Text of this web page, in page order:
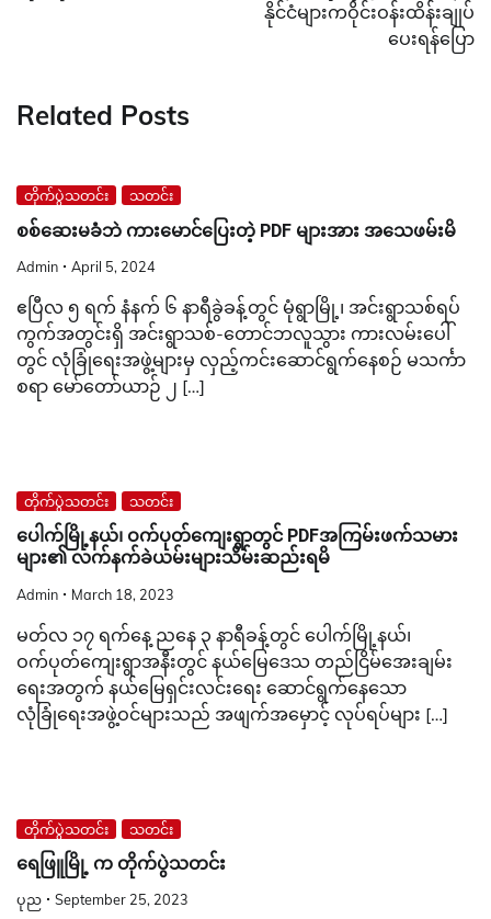
နိုင်ငံများကဝိုင်းဝန်းထိန်းချုပ်
ပေးရန်ပြော
Related Posts
တိုက်ပွဲသတင်း သတင်း
စစ်ဆေးမခံဘဲ ကားမောင်ပြေးတဲ့ PDF များအား အသေဖမ်းမိ
Admin April 5, 2024
ဧပြီလ ၅ ရက် နံနက် ၆ နာရီခွဲခန့်တွင် မုံရွာမြို့၊ အင်းရွာသစ်ရပ်
ကွက်အတွင်းရှိ အင်းရွာသစ်-တောင်ဘလူသွား ကားလမ်းပေါ်
တွင် လုံခြုံရေးအဖွဲ့များမှ လှည့်ကင်းဆောင်ရွက်နေစဉ် မသင်္ကာ
စရာ မော်တော်ယာဉ် ၂ […]
တိုက်ပွဲသတင်း သတင်း
ပေါက်မြို့နယ်၊ ဝက်ပုတ်ကျေးရွာတွင် PDFအကြမ်းဖက်သမား
များ၏ လက်နက်ခဲယမ်းများသိမ်းဆည်းရမိ
Admin March 18, 2023
မတ်လ ၁၇ ရက်နေ့ ညနေ ၃ နာရီခန့်တွင် ပေါက်မြို့နယ်၊
ဝက်ပုတ်ကျေးရွာအနီးတွင် နယ်မြေဒေသ တည်ငြိမ်အေးချမ်း
ရေးအတွက် နယ်မြေရှင်းလင်းရေး ဆောင်ရွက်နေသော
လုံခြုံရေးအဖွဲ့ဝင်များသည် အဖျက်အမှောင့် လုပ်ရပ်များ […]
တိုက်ပွဲသတင်း သတင်း
ရေဖြူမြို့ က တိုက်ပွဲသတင်း
ပုည September 25, 2023